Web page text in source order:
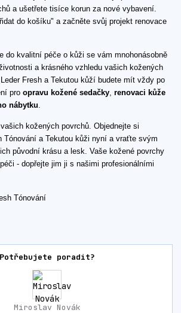
a ušetřete tisíce korun za nové vybavení.
do košíku" a začněte svůj projekt renovace
do kvalitní péče o kůži se vám mnohonásobně
a krásného vzhledu vašich kožených
Fresh a Tekutou kůží budete mít vždy po
pro opravu kožené sedačky renovaci kůže
nábytku
kožených povrchů. Objednejte si
Tónování a Tekutou kůži nyní a vraťte svým
původní krásu a lesk. Vaše kožené povrchy
- dopřejte jim ji s našimi profesionálními
Potřebujete poradit?
Miroslav Novák